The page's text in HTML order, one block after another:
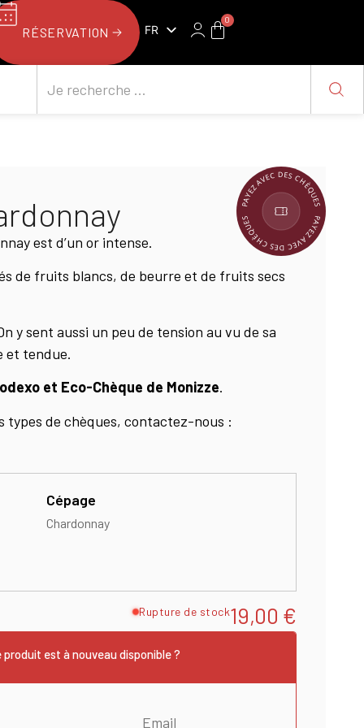
RÉSERVATION FR
NL
0
PAYEZ AVEC DES CHÈQUES
PAYEZ AVEC DES CHÈQUES
est d’un or intense.
de fruits blancs, de beurre et de fruits secs
y sent aussi un peu de tension au vu de sa
et tendue.
et Eco-Chèque de Monizze.
types de chèques, contactez-nous :
Cépage
Chardonnay
19,00 €
Rupture de stock
est à nouveau disponible ?